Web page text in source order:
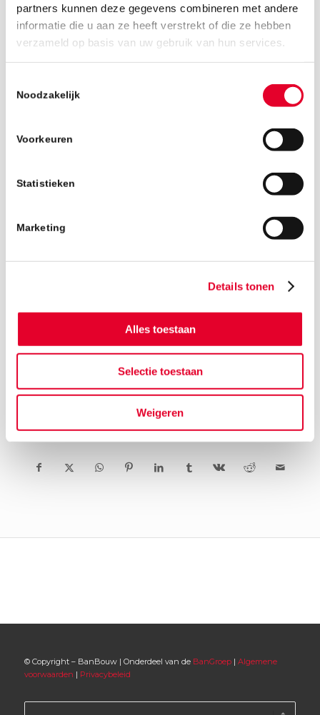
partners kunnen deze gegevens combineren met andere
informatie die u aan ze heeft verstrekt of die ze hebben
verzameld op basis van uw gebruik van hun services.
Noodzakelijk
Voorkeuren
Statistieken
Marketing
Details tonen
Alles toestaan
Selectie toestaan
Weigeren
12 mei 2022
© Copyright – BanBouw | Onderdeel van de BanGroep| Algemene
voorwaarden | Privacybeleid